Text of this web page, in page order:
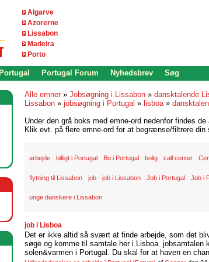
Algarve
Azorerne
Lissabon
Madeira
Porto
Portugal Forum Nyhedsbrev Søg
Alle emner » Jobsøgning i Lissabon » dansktalende
Lissabon » jobsøgning i Portugal » lisboa»
Under den grå boks med emne-ord nedenfor findes
Klik evt. på flere emne-ord for at begrænse/filtrere din
arbejde billigt i Portugal Bo i Portugal bolig call center
flytning til Lissabon job job i Lissabon Job i Portugal Job i
unge danskere i Lissabon
job i Lisboa
Det er ikke altid så svært at finde arbejde, som det
søge og komme til samtale her i Lisboa. jobsamtalen
solen&varmen i Portugal. Du skal for at haven en